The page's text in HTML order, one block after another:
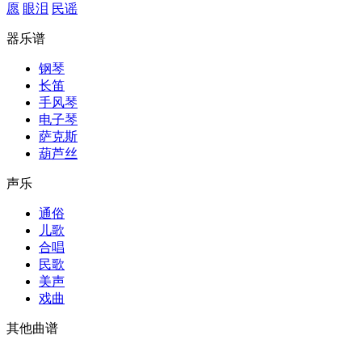
愿 眼泪 民谣
器乐谱
钢琴
长笛
手风琴
电子琴
萨克斯
葫芦丝
声乐
通俗
儿歌
合唱
民歌
美声
戏曲
其他曲谱